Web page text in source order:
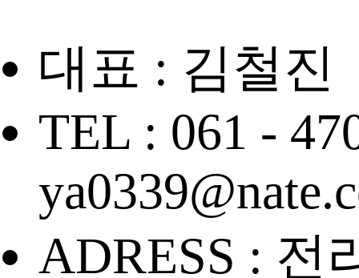
대표 : 김철진
TEL : 061 -
ADRESS : 전